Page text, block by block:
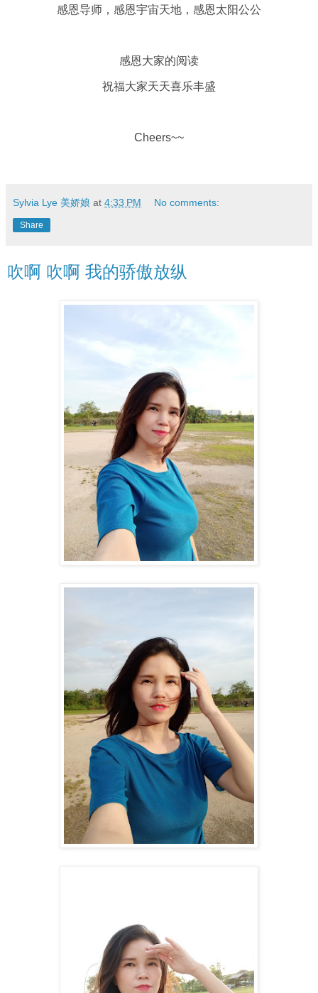
感恩导师，感恩宇宙天地，感恩太阳公公
感恩大家的阅读
祝福大家天天喜乐丰盛
Cheers~~
Sylvia Lye 美娇娘 at 4:33 PM No comments:
Share
吹啊 吹啊 我的骄傲放纵